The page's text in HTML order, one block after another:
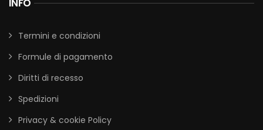
INFO
Termini e condizioni
Formule di pagamento
Diritti di recesso
Spedizioni
Privacy & cookie Policy